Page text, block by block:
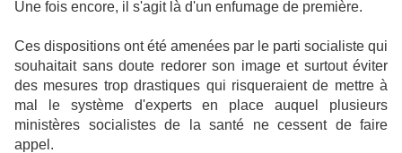
Une fois encore, il s'agit là d'un enfumage de première.
Ces dispositions ont été amenées par le parti socialiste qui
souhaitait sans doute redorer son image et surtout éviter
des mesures trop drastiques qui risqueraient de mettre à
mal le système d'experts en place auquel plusieurs
ministères socialistes de la santé ne cessent de faire
appel.